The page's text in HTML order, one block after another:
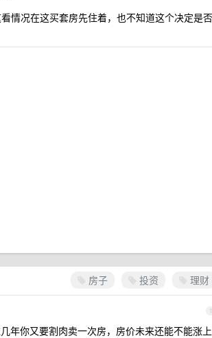
情况在这买套房先住着，也不知道这个决定是否
房子 投资 理财
1
年你又要割肉卖一次房，房价未来还能不能涨上